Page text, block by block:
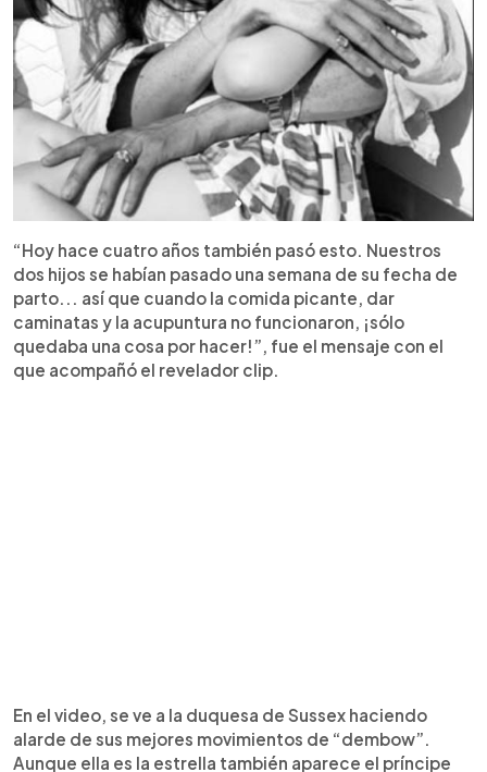
“Hoy hace cuatro años también pasó esto. Nuestros
dos hijos se habían pasado una semana de su fecha de
parto... así que cuando la comida picante, dar
caminatas y la acupuntura no funcionaron, ¡sólo
quedaba una cosa por hacer!”, fue el mensaje con el
que acompañó el revelador clip.
En el video, se ve a la duquesa de Sussex haciendo
alarde de sus mejores movimientos de “dembow”.
Aunque ella es la estrella también aparece el príncipe